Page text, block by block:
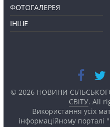
ФОТОГАЛЕРЕЯ
ІНШЕ
© 2026 НОВИНИ
СВІТУ. All
Використання усіх
інформаційному